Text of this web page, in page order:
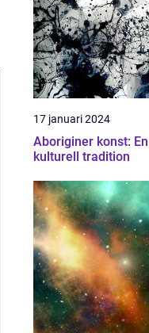
17 januari 2024
Aboriginer konst:
kulturell tradition